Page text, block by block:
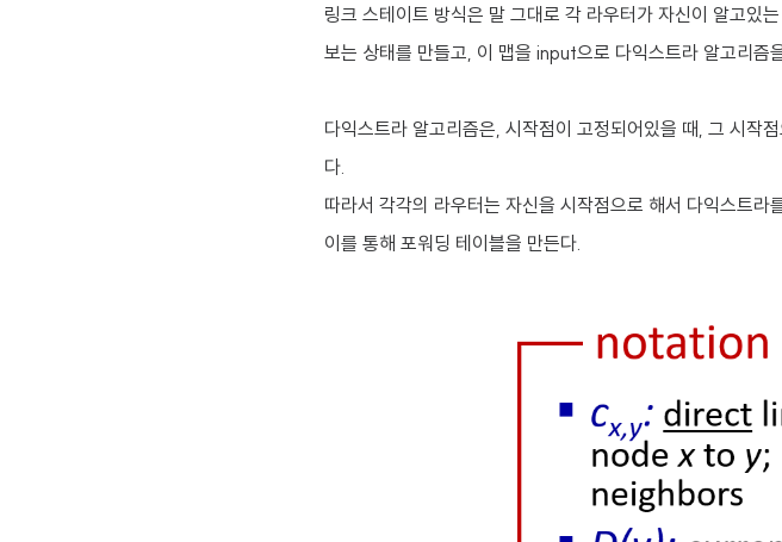
링크 스테이트 방식은 말 그대로 각 라우터가 자신이 알고있
보는 상태를 만들고, 이 맵을 input으로 다익스트라 알고리즘
다익스트라 알고리즘은, 시작점이 고정되어있을 때, 그 시작
다.
따라서 각각의 라우터는 자신을 시작점으로 해서 다익스트
이를 통해 포워딩 테이블을 만든다.